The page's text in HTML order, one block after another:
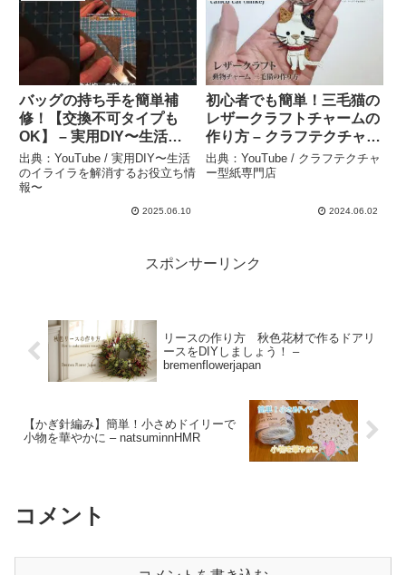
バッグの持ち手を簡単補
修！【交換不可タイプも
OK】 – 実用DIY〜生活の
イライラを解消するお役立
ち情報〜
出典：YouTube / 実用DIY〜生活
のイライラを解消するお役立ち情
報〜
2025.06.10
初心者でも簡単！三毛猫の
レザークラフトチャームの
作り方 – クラフテクチャー
型紙専門店
出典：YouTube / クラフテクチャ
ー型紙専門店
2024.06.02
スポンサーリンク
リースの作り方 秋色花材で作るドアリ
ースをDIYしましょう！ –
bremenflowerjapan
【かぎ針編み】簡単！小さめドイリーで
小物を華やかに – natsuminnHMR
コメント